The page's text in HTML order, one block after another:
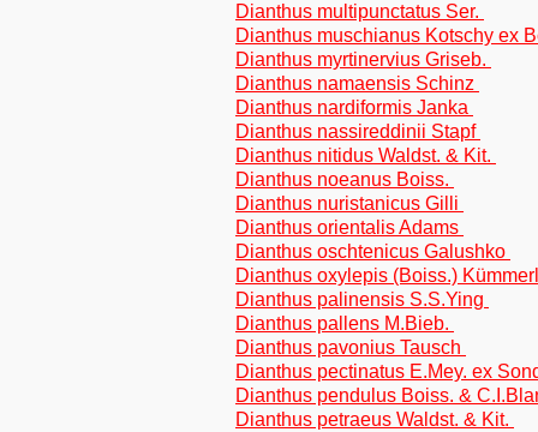
Dianthus multipunctatus Ser.
Dianthus muschianus Kotschy ex
Dianthus myrtinervius Griseb.
Dianthus namaensis Schinz
Dianthus nardiformis Janka
Dianthus nassireddinii Stapf
Dianthus nitidus Waldst. & Kit.
Dianthus noeanus Boiss.
Dianthus nuristanicus Gilli
Dianthus orientalis Adams
Dianthus oschtenicus Galushko
Dianthus oxylepis (Boiss.)
Dianthus palinensis S.S.Ying
Dianthus pallens M.Bieb.
Dianthus pavonius Tausch
Dianthus pectinatus E.Mey. ex
Dianthus pendulus Boiss. &
Dianthus petraeus Waldst. & Kit.